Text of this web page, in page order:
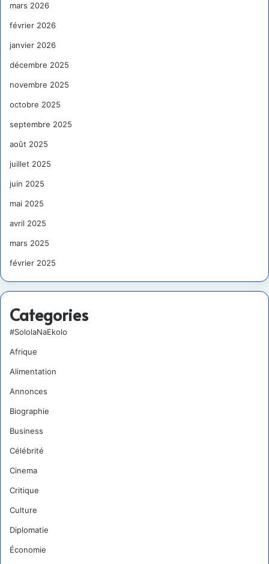
mars 2026
février 2026
janvier 2026
décembre 2025
novembre 2025
octobre 2025
septembre 2025
août 2025
juillet 2025
juin 2025
mai 2025
avril 2025
mars 2025
février 2025
Categories
#SololaNaEkolo
Afrique
Alimentation
Annonces
Biographie
Business
Célébrité
Cinema
Critique
Culture
Diplomatie
Économie